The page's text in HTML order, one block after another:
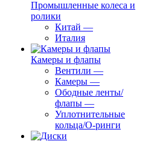
Промышленные колеса и
ролики
Китай —
Италия
Камеры и флапы
Вентили —
Камеры —
Ободные ленты/
флапы —
Уплотнительные
кольца/О-ринги